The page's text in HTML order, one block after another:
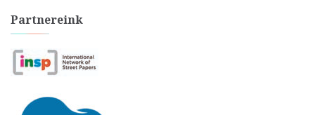
Partnereink